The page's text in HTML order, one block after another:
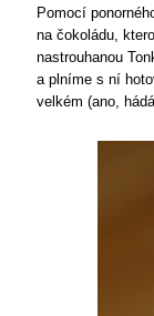
Pomocí
na čokoládu,
nastrouhanou
a plníme s ní
velkém (ano,